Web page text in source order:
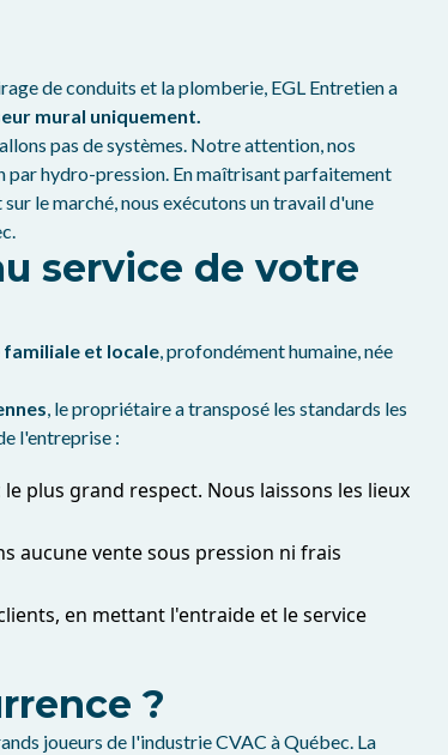
de conduits et la plomberie, EGL Entretien a
mural uniquement.
pas de systèmes. Notre attention, nos
par hydro-pression. En maîtrisant parfaitement
le marché, nous exécutons un travail d'une
service de votre
et locale, profondément humaine, née
, le propriétaire a transposé les standards les
l'entreprise :
plus grand respect. Nous laissons les lieux
aucune vente sous pression ni frais
en mettant l'entraide et le service
?
joueurs de l'industrie CVAC à Québec. La